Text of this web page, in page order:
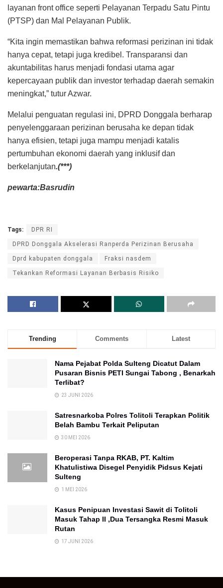
layanan front office seperti Pelayanan Terpadu Satu Pintu
(PTSP) dan Mal Pelayanan Publik.
“Kita ingin memastikan bahwa reformasi perizinan ini tidak
hanya cepat, tetapi juga kredibel. Transparansi dan
akuntabilitas harus menjadi fondasi utama agar
kepercayaan publik dan investor terhadap daerah semakin
meningkat,” tutur Azwar.
Melalui penguatan regulasi ini, DPRD Donggala berharap
penyelenggaraan perizinan berusaha ke depan tidak
hanya efisien, tetapi juga mampu menjadi katalis
pertumbuhan ekonomi daerah yang inklusif dan
berkelanjutan.(***)
pewarta:Basrudin
Tags: DPR RI
DPRD Donggala Akselerasi Ranperda Perizinan Berusaha
Dprd kabupaten donggala Fraksi nasdem
Tekankan Reformasi Layanan Berbasis Risiko
Trending Comments Latest
Nama Pejabat Polda Sulteng Dicatut Dalam
Pusaran Bisnis PETI Sungai Tabong , Benarkah
Terlibat?
23 JUNI 2026
Satresnarkoba Polres Tolitoli Terapkan Politik
Belah Bambu Terkait Peliputan
30 MEI 2026
Beroperasi Tanpa RKAB, PT. Kaltim
Khatulistiwa Disegel Penyidik Pidsus Kejati
Sulteng
1 MEI 2026
Kasus Penipuan Investasi Sawit di Tolitoli
Masuk Tahap II ,Dua Tersangka Resmi Masuk
Rutan
17 JUNI 2026